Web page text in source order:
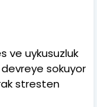
ve uykusuzluk
sokuyor
stresten